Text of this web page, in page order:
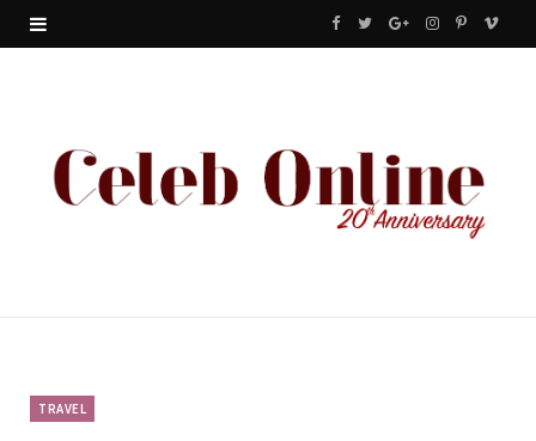
F
e
b
T
t
G
g
l
I
t
a
P
t
e
V
TRAVEL